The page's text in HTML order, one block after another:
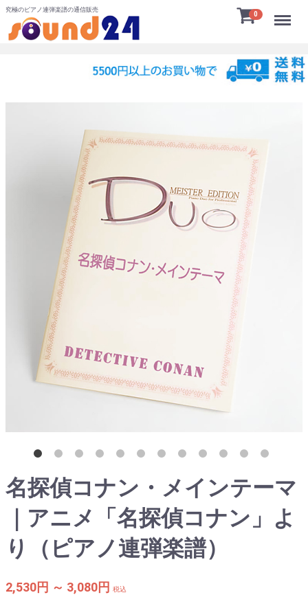
究極のピアノ連弾楽譜の通信販売
0 Menu
名探偵コナン・メインテーマ
｜アニメ「名探偵コナン」よ
り（ピアノ連弾楽譜）
2,530円 ～ 3,080円 税込